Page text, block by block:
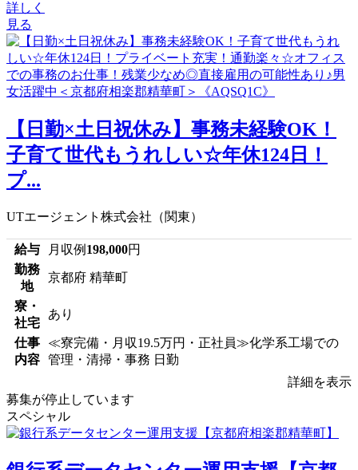
詳しく
見る
【日勤×土日祝休み】事務未経験OK！
子育て世代もうれしい☆年休124日！
プ...
UTエージェント株式会社（関東）
給与 月収例 198,000円
勤務
地
京都府 精華町
寮・
社宅
あり
仕事
内容
≪寮完備・月収19.5万円・正社員≫化学系工場での
管理・清掃・事務 日勤
詳細を表示
募集が停止しています
スペシャル